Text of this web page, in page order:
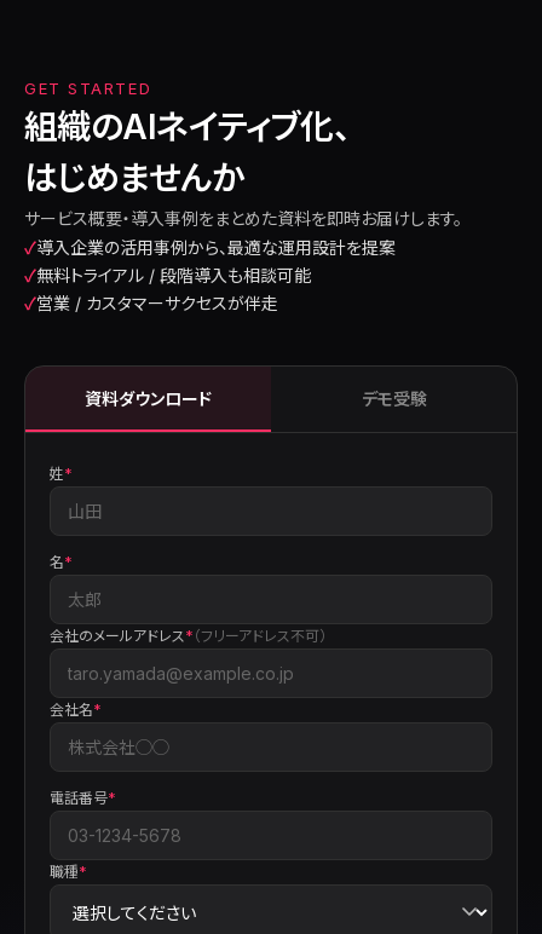
GET STARTED
組織のAIネイティブ化、
はじめませんか
サービス概要・導入事例をまとめた資料を即時お届けします。
✓導入企業の活用事例から、最適な運用設計を提案
✓無料トライアル / 段階導入も相談可能
✓営業 / カスタマーサクセスが伴走
資料ダウンロード デモ受験
姓*
名*
会社のメールアドレス * （フリーアドレス不可）
会社名*
電話番号*
職種*